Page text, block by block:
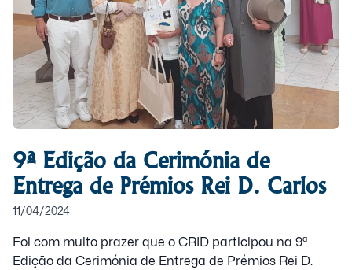
9ª Edição da Cerimónia de
Entrega de Prémios Rei D. Carlos
11/04/2024
Foi com muito prazer que o CRID participou na 9ª
Edição da Cerimónia de Entrega de Prémios Rei D.